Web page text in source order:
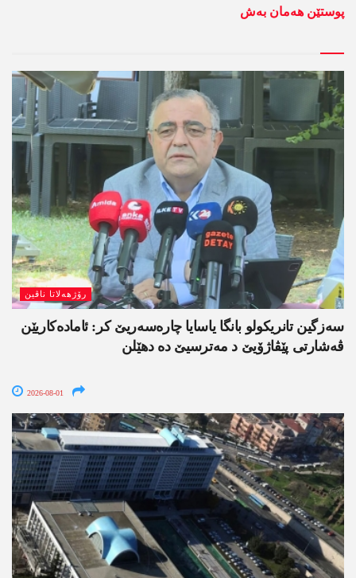
پوستێن ھەمان بەش
رۆژھەلاتا ناڤین
سەزگین تانریکولو بانگا یاسایا چارەسەریێ کر: ئامادەکاریێن
ڤەشارتی پێڤاژۆیێ د مەترسیێ دە دھێلن
2026-08-01